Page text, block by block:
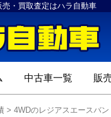
・買取査定はハラ自動車
中古車一覧 販
> 4WDのレジアスエースバ